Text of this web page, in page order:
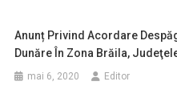
Anunț Privind Acordare
Dunăre În Zona Brăila,
mai 6, 2020 Editor